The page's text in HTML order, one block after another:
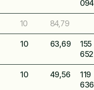
094
10 84,79
10 63,69
155
652
10 49,56
119
636